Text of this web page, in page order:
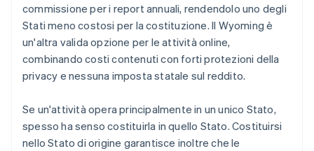
commissione per i report annuali, rendendolo uno degli
Stati meno costosi per la costituzione. Il Wyoming è
un'altra valida opzione per le attività online,
combinando costi contenuti con forti protezioni della
privacy e nessuna imposta statale sul reddito.
Se un'attività opera principalmente in un unico Stato,
spesso ha senso costituirla in quello Stato. Costituirsi
nello Stato di origine garantisce inoltre che le